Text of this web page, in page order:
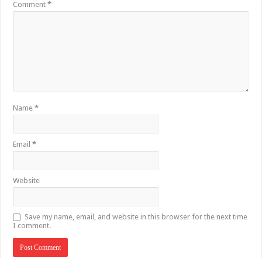
Comment*
Name*
Email*
Website
Save my name, email, and website in this browser for the next time
I comment.